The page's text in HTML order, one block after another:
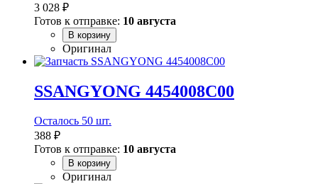
3 028 ₽
Готов к отправке: 10 августа
В корзину
Оригинал
SSANGYONG 4454008C00
Осталось 50 шт.
388 ₽
Готов к отправке: 10 августа
В корзину
Оригинал